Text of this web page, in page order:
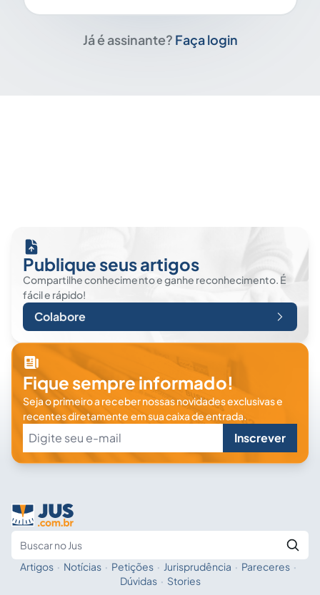
Já é assinante? Faça login
Publique seus artigos
Compartilhe conhecimento e ganhe reconhecimento. É
fácil e rápido!
Colabore
Fique sempre informado!
Seja o primeiro a receber nossas novidades exclusivas e
recentes diretamente em sua caixa de entrada.
Inscrever
Fale com a IA
Artigos · Notícias · Petições · Jurisprudência · Pareceres ·
Dúvidas · Stories